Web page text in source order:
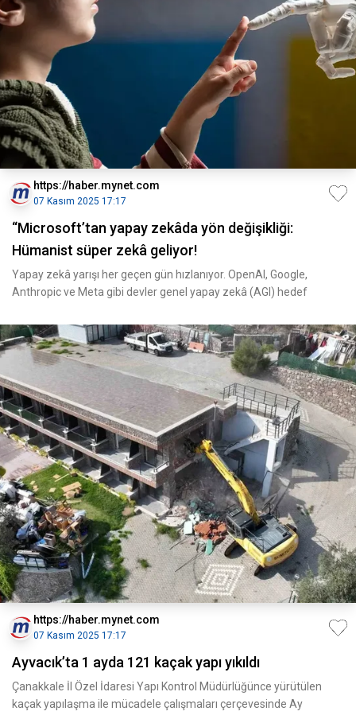
https://haber.mynet.com
07 Kasım 2025 17:17
“Microsoft’tan yapay zekâda yön değişikliği:
Hümanist süper zekâ geliyor!
Yapay zekâ yarışı her geçen gün hızlanıyor. OpenAI, Google,
Anthropic ve Meta gibi devler genel yapay zekâ (AGI) hedef
https://haber.mynet.com
07 Kasım 2025 17:17
Ayvacık’ta 1 ayda 121 kaçak yapı yıkıldı
Çanakkale İl Özel İdaresi Yapı Kontrol Müdürlüğünce yürütülen
kaçak yapılaşma ile mücadele çalışmaları çerçevesinde Ay